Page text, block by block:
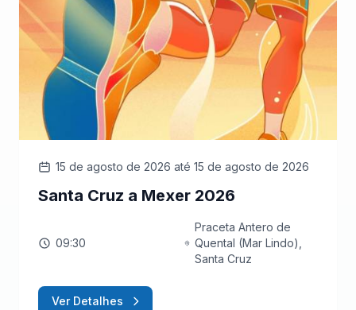
15 de agosto de 2026 até 15 de agosto de 2026
Santa Cruz a Mexer 2026
09:30
Praceta Antero de
Quental (Mar Lindo),
Santa Cruz
Ver Detalhes